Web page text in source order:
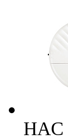
HAC